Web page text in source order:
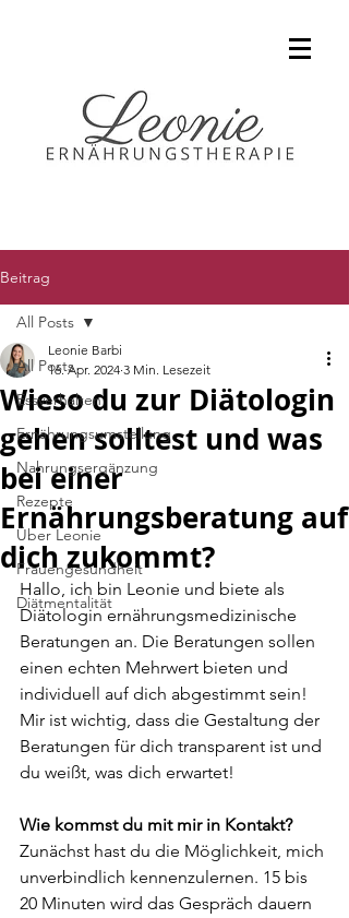
Beitrag
All Posts
Essverhalten
Ernährungsumstellung
Nahrungsergänzung
Rezepte
Über Leonie
Frauengesundheit
Diätmentalität
All Posts
Wieso du zur Diätologin
gehen solltest und was
bei einer
Ernährungsberatung auf
dich zukommt?
Leonie Barbi
16. Apr. 2024 3 Min. Lesezeit
Hallo, ich bin Leonie und biete als
Diätologin ernährungsmedizinische
Beratungen an. Die Beratungen sollen
einen echten Mehrwert bieten und
individuell auf dich abgestimmt sein!
Mir ist wichtig, dass die Gestaltung der
Beratungen für dich transparent ist und
du weißt, was dich erwartet!
Wie kommst du mit mir in Kontakt?
Zunächst hast du die Möglichkeit, mich
unverbindlich kennenzulernen. 15 bis
20 Minuten wird das Gespräch dauern